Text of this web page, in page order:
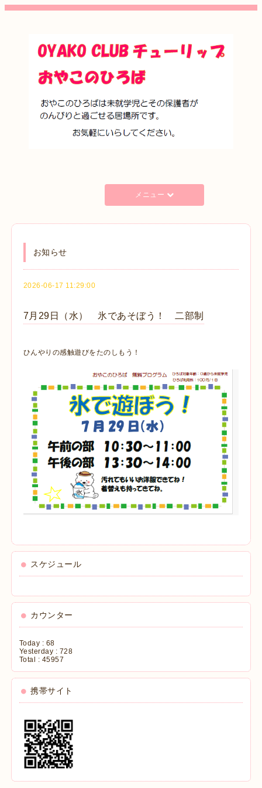
メニュー
お知らせ
2026-06-17 11:29:00
7月29日（水） 氷であそぼう！ 二部制
ひんやりの感触遊びをたのしもう！
スケジュール
カウンター
Today : 68
Yesterday : 728
Total : 45957
携帯サイト